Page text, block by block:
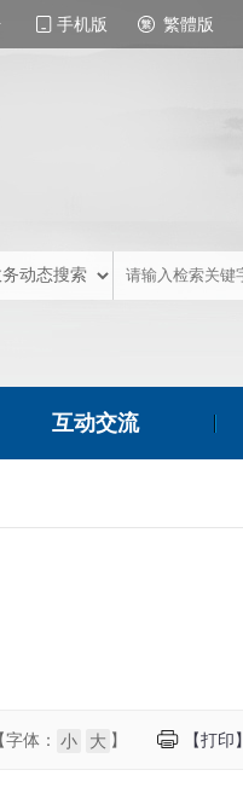
手机版 繁體版
互动交流
【打印】
【字体： 小 大 】